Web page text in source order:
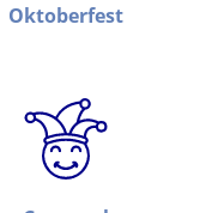
Oktoberfest